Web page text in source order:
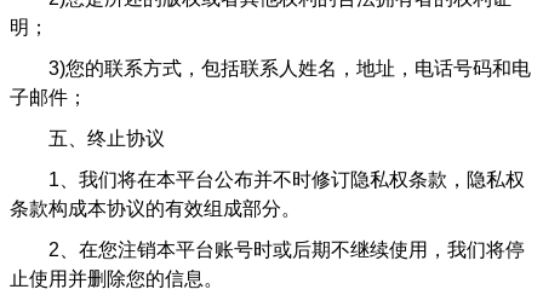
明；
3)您的联系方式，包括联系人姓名，地址，电话号码和电
子邮件；
五、终止协议
1 、我们将在本平台公布并不时修订隐私权条款，隐私权
条款构成本协议的有效组成部分。
2 、在您注销本平台账号时或后期不继续使用，我们将停
止使用并删除您的信息。